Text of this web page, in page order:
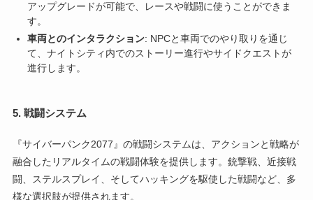
アップグレードが可能で、レースや戦闘に使うことができま
す。
車両とのインタラクション: NPCと車両でのやり取りを通じ
て、ナイトシティ内でのストーリー進行やサイドクエストが
進行します。
5. 戦闘システム
『サイバーパンク2077』の戦闘システムは、アクションと戦略が
融合したリアルタイムの戦闘体験を提供します。銃撃戦、近接戦
闘、ステルスプレイ、そしてハッキングを駆使した戦闘など、多
様な選択肢が提供されます。